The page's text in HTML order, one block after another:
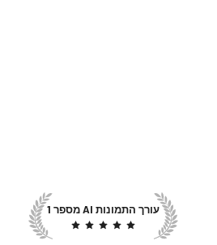
עורך התמונות AI מספר 1